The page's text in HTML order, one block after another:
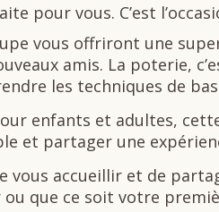
pour vous. C’est
vous offriront une
amis. La poterie,
les techniques de
enfants et adultes,
et partager une
vous accueillir et de
ou que ce soit votre